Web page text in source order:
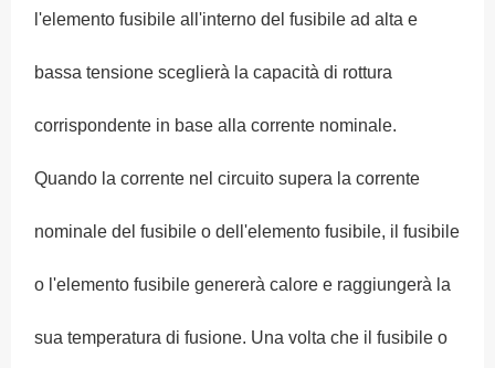
l'elemento fusibile all'interno del fusibile ad alta e
bassa tensione sceglierà la capacità di rottura
corrispondente in base alla corrente nominale.
Quando la corrente nel circuito supera la corrente
nominale del fusibile o dell'elemento fusibile, il fusibile
o l'elemento fusibile genererà calore e raggiungerà la
sua temperatura di fusione. Una volta che il fusibile o